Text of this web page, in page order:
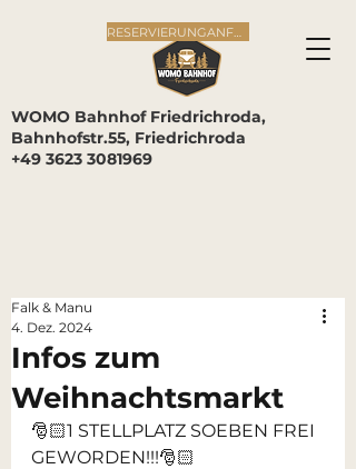
WOMO Bahnhof Friedrichroda,
Bahnhofstr.55, Friedrichroda
+49 3623 3081969
Infos zum
Weihnachtsmarkt
Falk & Manu
4. Dez. 2024
🎅🏻1 STELLPLATZ SOEBEN FREI
GEWORDEN!!!🎅🏻